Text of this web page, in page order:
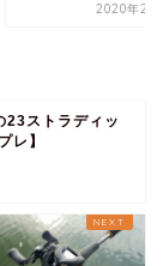
2020年2
23ストラディッ
レ】